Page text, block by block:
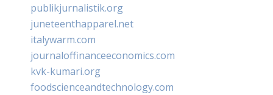
publikjurnalistik.org
juneteenthapparel.net
italywarm.com
journaloffinanceeconomics.com
kvk-kumari.org
foodscienceandtechnology.com